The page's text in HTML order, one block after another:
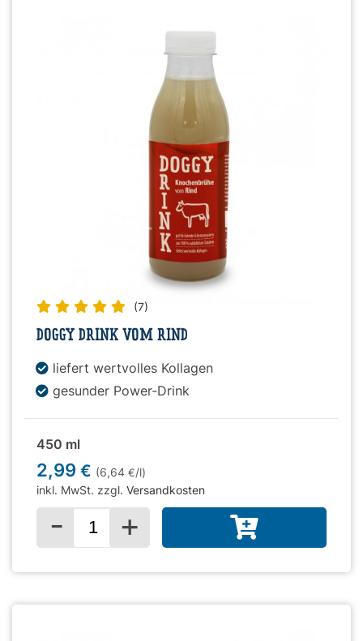
(7)
DOGGY DRINK VOM RIND
liefert wertvolles Kollagen
gesunder Power-Drink
450 ml
2,99 € (6,64 €/l)
inkl. MwSt. zzgl. Versandkosten
- +